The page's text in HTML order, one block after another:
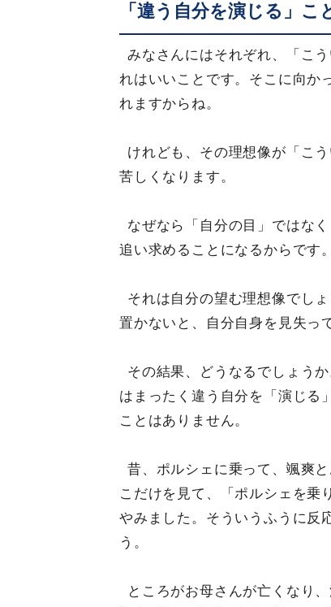
「違う自分を演じる」
みなさんにはそれぞれ、「こ
れはいいことです。そこに向か
れますからね。
けれども、その理想像が「こ
苦しくなります。
なぜなら「自分の目」ではな
追い求めることになるからです。
それは自分の望む理想像でし
置かないと、自分自身を見失っ
その結果、どうなるでしょう
はまったく違う自分を「演じる
ことはありません。
昔、ポルシェに乗って、颯爽
こだけを見て、「ポルシェを乗
やみました。そういうふうに反
う。
ところがお母さんが亡くなり